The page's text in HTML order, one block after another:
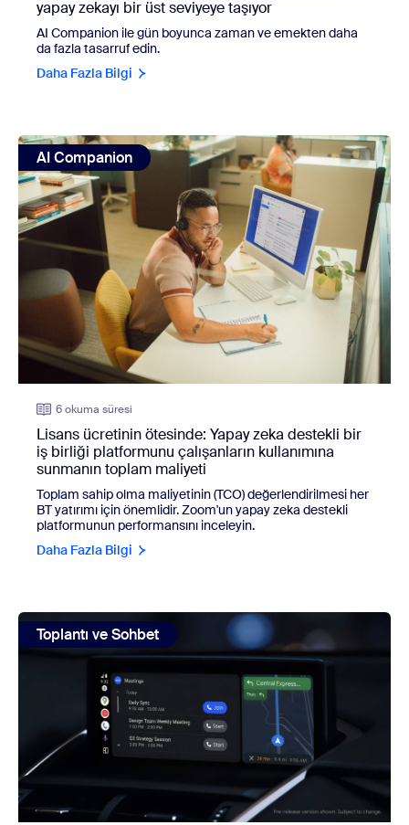
yapay zekayı bir üst seviyeye taşıyor
AI Companion ile gün boyunca zaman ve emekten daha
da fazla tasarruf edin.
Daha Fazla Bilgi
view: Lisans ücretinin ötesinde: Yapay zeka destekli bir iş
AI Companion
6 okuma süresi
Lisans ücretinin ötesinde: Yapay zeka destekli bir
iş birliği platformunu çalışanların kullanımına
sunmanın toplam maliyeti
Toplam sahip olma maliyetinin (TCO) değerlendirilmesi her
BT yatırımı için önemlidir. Zoom'un yapay zeka destekli
platformunun performansını inceleyin.
Daha Fazla Bilgi
view: Hareket halindeyken toplantı yapmak: Yapılması ve
Toplantı ve Sohbet